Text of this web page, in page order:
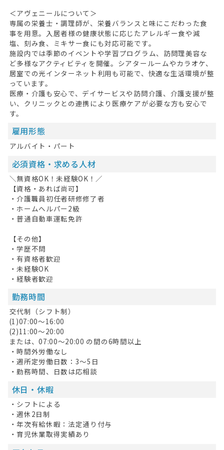
HOME
＜アヴェニールについて＞
専属の栄養士・調理師が、栄養バランスと味にこだわった食
事を用意。入居者様の健康状態に応じたアレルギー食や減
塩、刻み食、ミキサー食にも対応可能です。
施設内では季節のイベントや学習プログラム、訪問理美容な
ど多様なアクティビティを開催。シアタールームやカラオケ、
居室での光インターネット利用も可能で、快適な生活環境が整
っています。
医療・介護も安心で、デイサービスや訪問介護、介護支援が整
い、クリニックとの連携により医療ケアが必要な方も安心で
す。
雇用形態
アルバイト・パート
必須資格・求める人材
＼無資格OK！未経験OK！／
【資格・あれば尚可】
・介護職員初任者研修修了者
・ホームヘルパー2級
・普通自動車運転免許
【その他】
・学歴不問
・有資格者歓迎
・未経験OK
・経験者歓迎
勤務時間
交代制（シフト制）
(1)07:00～16:00
(2)11:00～20:00
または、07:00～20:00 の間の6時間以上
・時間外労働なし
・週所定労働日数：3～5日
・勤務時間、日数は応相談
休日・休暇
・シフトによる
・週休2日制
・年次有給休暇：法定通り付与
・育児休業取得実績あり